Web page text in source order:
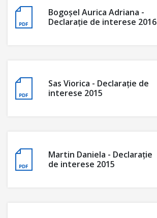
Bogoșel Aurica Adriana -
Declaraţie de interese 2016
Sas Viorica - Declaraţie de
interese 2015
Martin Daniela - Declaraţie
de interese 2015